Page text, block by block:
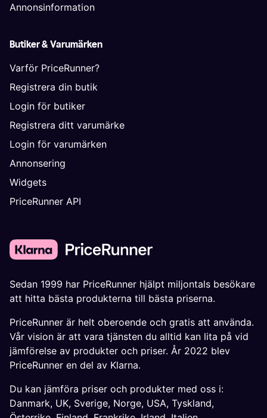
Annonsinformation
Butiker & Varumärken
Varför PriceRunner?
Registrera din butik
Login för butiker
Registrera ditt varumärke
Login för varumärken
Annonsering
Widgets
PriceRunner API
Sedan 1999 har PriceRunner hjälpt miljontals besökare
att hitta bästa produkterna till bästa priserna.
PriceRunner är helt oberoende och gratis att använda.
Vår vision är att vara tjänsten du alltid kan lita på vid
jämförelse av produkter och priser. År 2022 blev
PriceRunner en del av Klarna.
Du kan jämföra priser och produkter med oss i:
Danmark, UK, Sverige, Norge, USA, Tyskland,